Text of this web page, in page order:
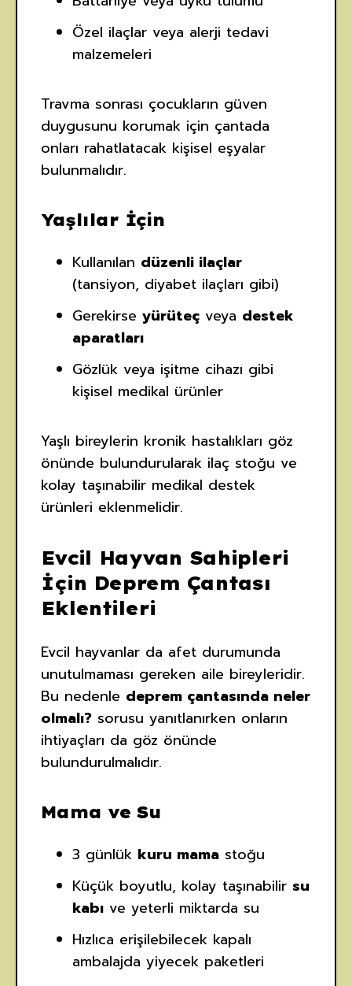
Özel ilaçlar veya alerji tedavi
malzemeleri
Travma sonrası çocukların güven
duygusunu korumak için çantada
onları rahatlatacak kişisel eşyalar
bulunmalıdır.
Yaşlılar İçin
Kullanılan düzenli ilaçlar
(tansiyon, diyabet ilaçları gibi)
Gerekirse yürüteç veya destek
aparatları
Gözlük veya işitme cihazı gibi
kişisel medikal ürünler
Yaşlı bireylerin kronik hastalıkları göz
önünde bulundurularak ilaç stoğu ve
kolay taşınabilir medikal destek
ürünleri eklenmelidir.
Evcil Hayvan Sahipleri
İçin Deprem Çantası
Eklentileri
Evcil hayvanlar da afet durumunda
unutulmaması gereken aile bireyleridir.
Bu nedenle deprem çantasında neler
olmalı? sorusu yanıtlanırken onların
ihtiyaçları da göz önünde
bulundurulmalıdır.
Mama ve Su
3 günlük kuru mama stoğu
Küçük boyutlu, kolay taşınabilir su
kabı ve yeterli miktarda su
Hızlıca erişilebilecek kapalı
ambalajda yiyecek paketleri